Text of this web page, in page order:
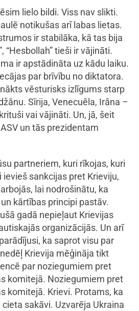
lielo bildi. Viss nav slikti.
notikušas arī labas lietas.
ir stabilāka, kā tas bija
“Hesbollah” tieši ir vājināti.
ir apstādināta uz kādu laiku.
par brīvību no diktatora.
vēsturisks izlīgums starp
Sīrija, Venecuēla, Irāna –
vai vājināti. Un, jā, šeit
un tās prezidentam
partneriem, kuri rīkojas, kuri
sankcijas pret Krieviju,
lai nodrošinātu, ka
kārtības principi pastāv.
gadā nepieļaut Krievijas
organizācijās. Un arī
ka saprot visu par
Krievija mēģināja tikt
par noziegumiem pret
komitejā. Noziegumiem pret
komitejā. Krievi. Protams, ka
sakāvi. Uzvarēja Ukraina